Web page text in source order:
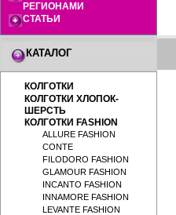
РЕГИОНАМИ
СТАТЬИ
КАТАЛОГ
КОЛГОТКИ
КОЛГОТКИ ХЛОПОК-
ШЕРСТЬ
КОЛГОТКИ FASHION
ALLURE FASHION
CONTE
FILODORO FASHION
GLAMOUR FASHION
INCANTO FASHION
INNAMORE FASHION
LEVANTE FASHION